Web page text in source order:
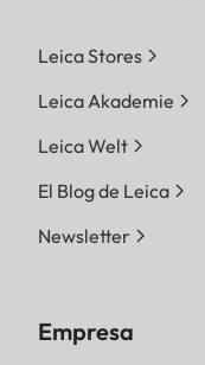
Leica Stores
Leica Akademie
Leica Welt
El Blog de Leica
Newsletter
Empresa